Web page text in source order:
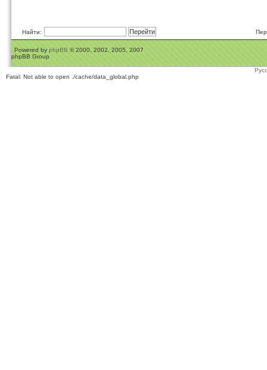
Найти:
Powered by phpBB © 2000, 2002, 2005, 2007
phpBB Group
Fatal: Not able to open ./cache/data_global.php